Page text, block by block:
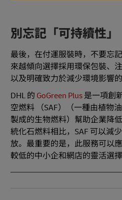
別忘記「可持續性」
最後，在付運服裝時，不要忘
來越傾向選擇採用環保包裝、
以及明確致力於減少環境影響的
DHL 的 GoGreen Plus 是一項創
空燃料 （SAF）（一種由植物
製成的生物燃料）幫助企業降
統化石燃料相比，SAF 可以減
放。最重要的是，此服務可以
較低的中小企和網店的靈活選擇